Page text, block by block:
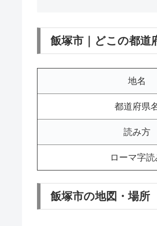
飯塚市｜どこの都道
地名
都道府県
読み方
ローマ字読
飯塚市の地図・場所